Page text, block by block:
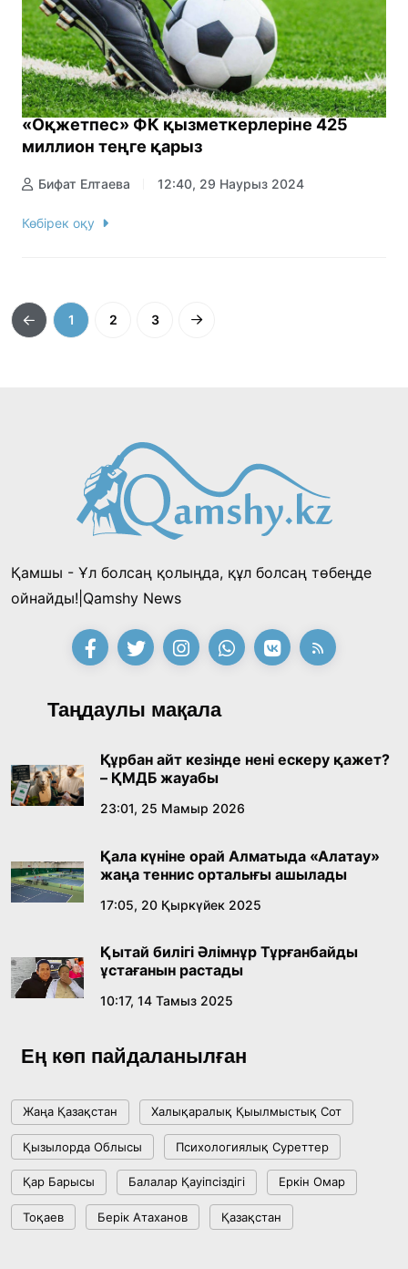
«Оқжетпес» ФК қызметкерлеріне 425
миллион теңге қарыз
Бифат Елтаева 12:40, 29 Наурыз 2024
Көбірек оқу
1 2 3
Қамшы - Ұл болсаң қолыңда, құл болсаң төбеңде
ойнайды!|Qamshy News
Таңдаулы мақала
Құрбан айт кезінде нені ескеру қажет?
– ҚМДБ жауабы
23:01, 25 Мамыр 2026
Қала күніне орай Алматыда «Алатау»
жаңа теннис орталығы ашылады
17:05, 20 Қыркүйек 2025
Қытай билігі Әлімнұр Тұрғанбайды
ұстағанын растады
10:17, 14 Тамыз 2025
Ең көп пайдаланылған
Жаңа Қазақстан Халықаралық Қыылмыстық Сот
Қызылорда Облысы Психологиялық Суреттер
Қар Барысы Балалар Қауіпсіздігі Еркін Омар
Тоқаев Берік Атаханов Қазақстан